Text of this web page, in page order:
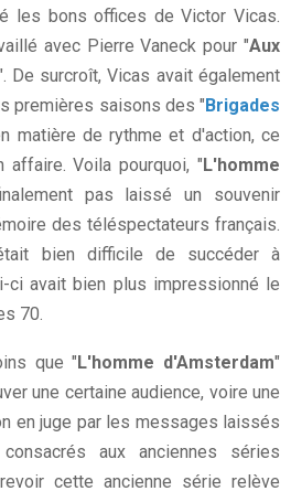
les bons offices de Victor Vicas.
avec Pierre Vaneck pour "Aux
De surcroît, Vicas avait également
premières saisons des "Brigades
matière de rythme et d'action, ce
Voila pourquoi, "L'homme
pas laissé un souvenir
des téléspectateurs français.
bien difficile de succéder à
ci avait bien plus impressionné le
70.
que "L'homme d'Amsterdam"
une certaine audience, voire une
en juge par les messages laissés
aux anciennes séries
cette ancienne série relève